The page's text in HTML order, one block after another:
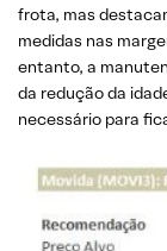
frota, mas
medidas nas
entanto, a
da redução da
necessário para